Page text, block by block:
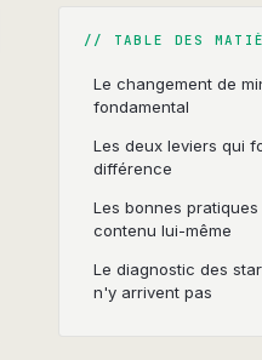
// TABLE DES
Le changement de
fondamental
Les deux leviers qui
différence
Les bonnes
contenu lui-même
Le diagnostic des
n'y arrivent pas